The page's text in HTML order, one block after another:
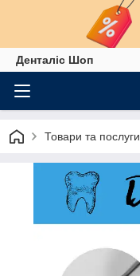
Денталіс Шоп
Товари та послуги